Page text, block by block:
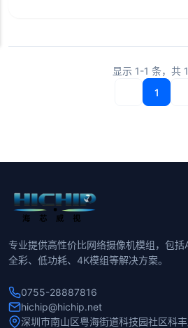
显示 1-1 条，共 1
1
专业提供高性价比网络摄像机模组，包括
全彩、低功耗、4K模组等解决方案。
0755-28887816
hichip@hichip.net
深圳市南山区粤海街道科技园社区科